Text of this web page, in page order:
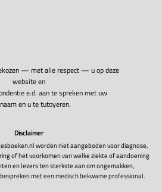
— met alle respect — u op deze
website en
e.d. aan te spreken met uw
en u te tutoyeren.
Disclaimer
worden niet aangeboden voor diagnose,
of het voorkomen van welke ziekte of aandoening
en lezers ten sterkste aan om ongemakken,
met een medisch bekwame professional.